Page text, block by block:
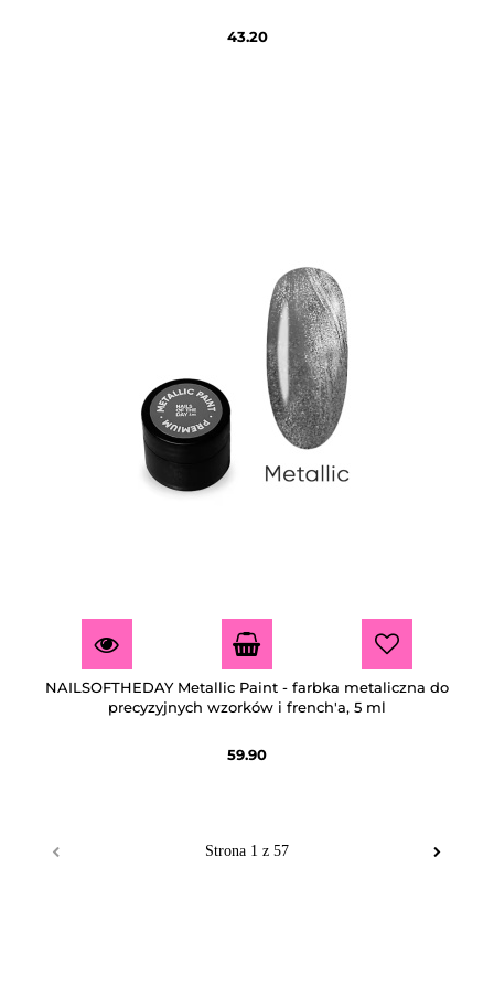
43.20
NAILSOFTHEDAY Metallic Paint - farbka metaliczna do
precyzyjnych wzorków i french'a, 5 ml
59.90